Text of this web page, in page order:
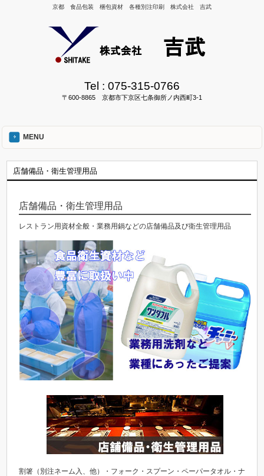
京都 食品包装 梱包資材 各種別注印刷 株式会社 吉武
Tel : 075-315-0766
〒600-8865 京都市下京区七条御所ノ内西町3-1
MENU
店舗備品・衛生管理用品
店舗備品・衛生管理用品
レストラン用資材全般・業務用鍋などの店舗備品及び衛生管理用品
割箸（別注ネーム入、他）・フォーク・スプーン・ペーパータオル・ナ